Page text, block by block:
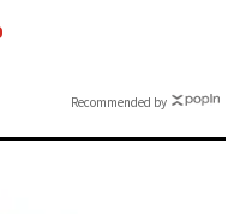
Recommended by